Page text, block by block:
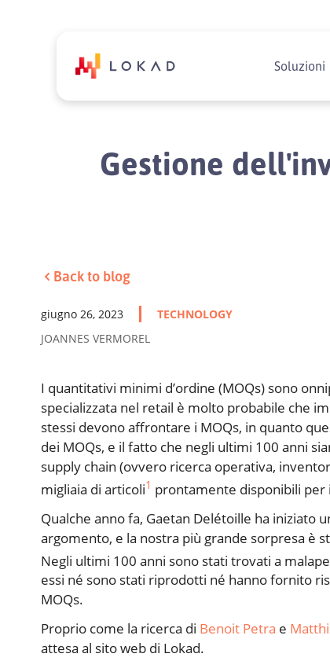
Soluzioni
Gestione
Back to blog
giugno 26, 2023
TECHNOLOGY
JOANNES VERMOREL
I quantitativi minimi d’ordine (MOQs) sono
specializzata nel retail è molto probabile che
stessi devono affrontare i MOQs, in quanto
dei MOQs, e il fatto che negli ultimi 100 anni
supply chain (ovvero ricerca operativa,
migliaia di articoli1 prontamente disponibili per
Qualche anno fa, Gaetan Delétoille ha
argomento, e la nostra più grande sorpresa è
Negli ultimi 100 anni sono stati trovati a
essi né sono stati riprodotti né hanno fornito
MOQs.
Proprio come la ricerca di Benoit Petra e
attesa al sito web di Lokad.